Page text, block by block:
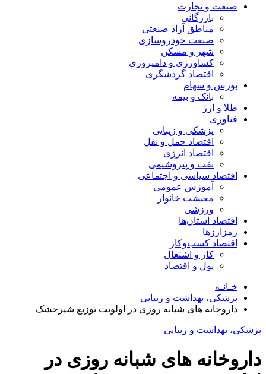
صنعت و تجارت
بازرگانی
مناطق آزاد صنعتی
صنعت خودروسازی
شهر و مسکن
کشاورزی و دامپروری
اقتصاد گردشگری
بورس و سهام
بانک و بیمه
طلا و ارز
فناوری
پزشکی و زیبایی
اقتصاد حمل و نقل
اقتصاد انرژی
نفت و پتروشیمی
اقتصاد سیاسی و اجتماعی
آموزش عمومی
معیشت خانوار
ورزشی
اقتصاد استان‌ها
رمزارزها
اقتصاد کسب‌و‌کار
کار و اشتغال
پول و اقتصاد
خـانـه
پزشکی، بهداشت و زیبایی
داروخانه های شبانه روزی در اولویت توزیع شیرخشک
پزشکی، بهداشت و زیبایی
داروخانه های شبانه روزی در